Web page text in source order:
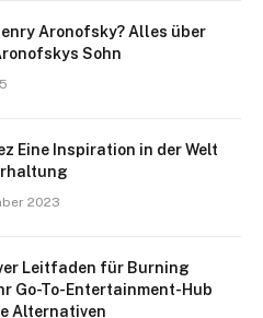
Aronofsky? Alles über
Sohn
Eine Inspiration in der Welt
2023
Leitfaden für Burning
Go-To-Entertainment-Hub
Alternativen